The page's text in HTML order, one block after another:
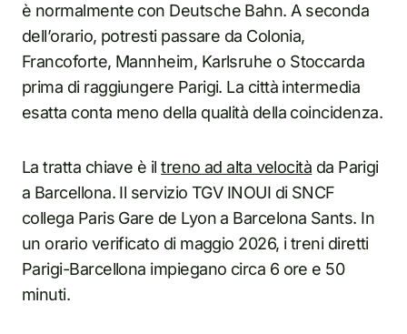
è normalmente con Deutsche Bahn. A seconda
dell’orario, potresti passare da Colonia,
Francoforte, Mannheim, Karlsruhe o Stoccarda
prima di raggiungere Parigi. La città intermedia
esatta conta meno della qualità della coincidenza.
La tratta chiave è iltreno ad alta velocità da Parigi
a Barcellona. Il servizio TGV INOUI di SNCF
collega Paris Gare de Lyon a Barcelona Sants. In
un orario verificato di maggio 2026, i treni diretti
Parigi-Barcellona impiegano circa 6 ore e 50
minuti.